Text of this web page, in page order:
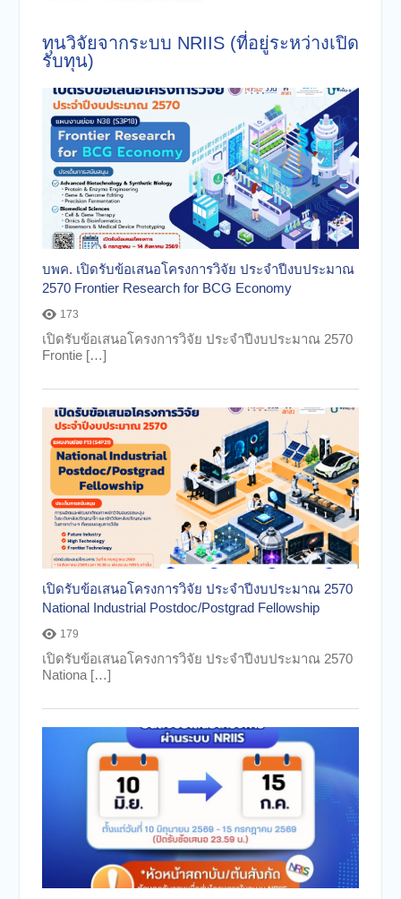
ทุนวิจัยจากระบบ NRIIS (ที่อยู่ระหว่างเปิด
รับทุน)
บพค. เปิดรับข้อเสนอโครงการวิจัย ประจำปีงบประมาณ
2570 Frontier Research for BCG Economy
173
เปิดรับข้อเสนอโครงการวิจัย ประจำปีงบประมาณ 2570
Frontie […]
เปิดรับข้อเสนอโครงการวิจัย ประจำปีงบประมาณ 2570
National Industrial Postdoc/Postgrad Fellowship
179
เปิดรับข้อเสนอโครงการวิจัย ประจำปีงบประมาณ 2570
Nationa […]